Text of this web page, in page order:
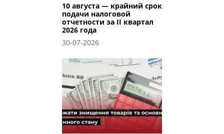
10 августа — крайний срок
подачи налоговой
отчетности за II квартал
2026 года
30-07-2026